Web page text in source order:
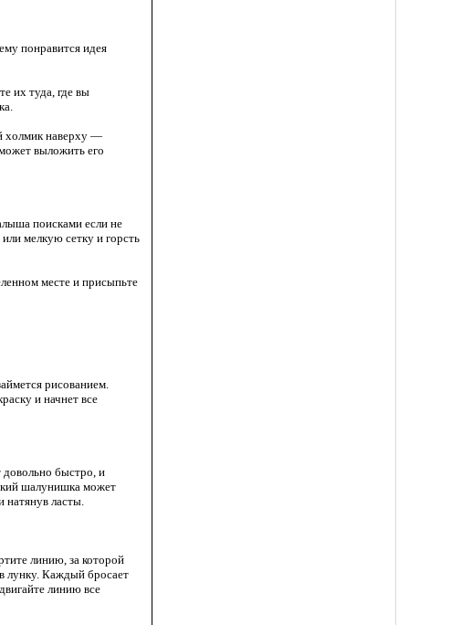
понравится идея
их туда, где вы
холмик наверху —
выложить его
поисками если не
мелкую сетку и горсть
месте и присыпьте
рисованием.
и начнет все
довольно быстро, и
шалунишка может
натянув ласты.
линию, за которой
лунку. Каждый бросает
линию все